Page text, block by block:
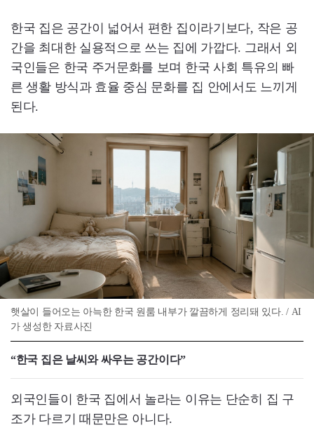
한국 집은 공간이 넓어서 편한 집이라기보다, 작은 공
간을 최대한 실용적으로 쓰는 집에 가깝다. 그래서 외
국인들은 한국 주거문화를 보며 한국 사회 특유의 빠
른 생활 방식과 효율 중심 문화를 집 안에서도 느끼게
된다.
햇살이 들어오는 아늑한 한국 원룸 내부가 깔끔하게 정리돼 있다. / AI
가 생성한 자료사진
“한국 집은 날씨와 싸우는 공간이다”
외국인들이 한국 집에서 놀라는 이유는 단순히 집 구
조가 다르기 때문만은 아니다.